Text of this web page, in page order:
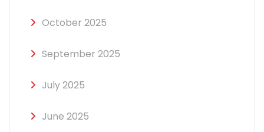
October 2025
September 2025
July 2025
June 2025